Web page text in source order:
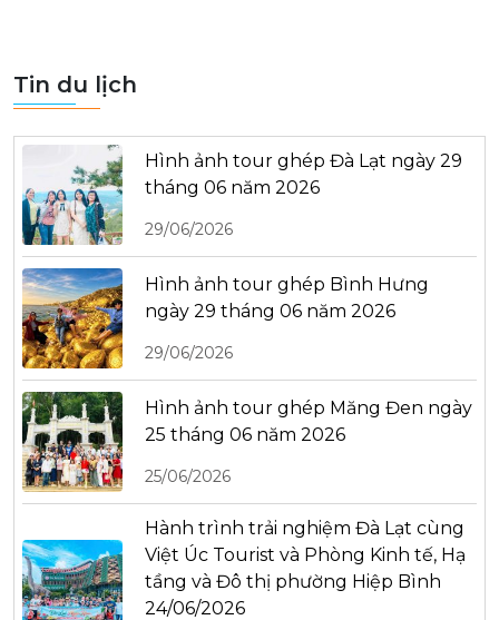
Tin du lịch
Hình ảnh tour ghép Đà Lạt ngày 29
tháng 06 năm 2026
29/06/2026
Hình ảnh tour ghép Bình Hưng
ngày 29 tháng 06 năm 2026
29/06/2026
Hình ảnh tour ghép Măng Đen ngày
25 tháng 06 năm 2026
25/06/2026
Hành trình trải nghiệm Đà Lạt cùng
Việt Úc Tourist và Phòng Kinh tế, Hạ
tầng và Đô thị phường Hiệp Bình
24/06/2026